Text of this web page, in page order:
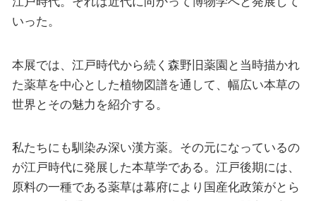
いった。
本展では、江戸時代から続く森野旧薬園と当時描かれ
た薬草を中心とした植物図譜を通して、幅広い本草の
世界とその魅力を紹介する。
私たちにも馴染み深い漢方薬。その元になっているの
が江戸時代に発展した本草学である。江戸後期には、
原料の一種である薬草は幕府により国産化政策がとら